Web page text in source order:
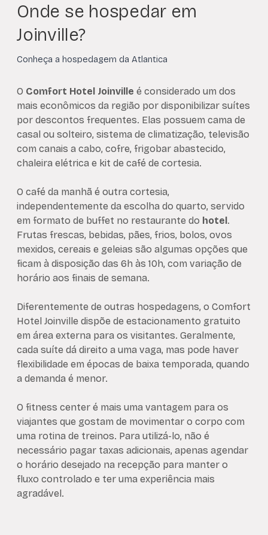
Onde se hospedar em
Joinville?
Conheça a hospedagem da Atlantica
O Comfort Hotel Joinville é considerado um dos
mais econômicos da região por disponibilizar suítes
por descontos frequentes. Elas possuem cama de
casal ou solteiro, sistema de climatização, televisão
com canais a cabo, cofre, frigobar abastecido,
chaleira elétrica e kit de café de cortesia.
O café da manhã é outra cortesia,
independentemente da escolha do quarto, servido
em formato de buffet no restaurante do hotel.
Frutas frescas, bebidas, pães, frios, bolos, ovos
mexidos, cereais e geleias são algumas opções que
ficam à disposição das 6h às 10h, com variação de
horário aos finais de semana.
Diferentemente de outras hospedagens, o Comfort
Hotel Joinville dispõe de estacionamento gratuito
em área externa para os visitantes. Geralmente,
cada suíte dá direito a uma vaga, mas pode haver
flexibilidade em épocas de baixa temporada, quando
a demanda é menor.
O fitness center é mais uma vantagem para os
viajantes que gostam de movimentar o corpo com
uma rotina de treinos. Para utilizá-lo, não é
necessário pagar taxas adicionais, apenas agendar
o horário desejado na recepção para manter o
fluxo controlado e ter uma experiência mais
agradável.